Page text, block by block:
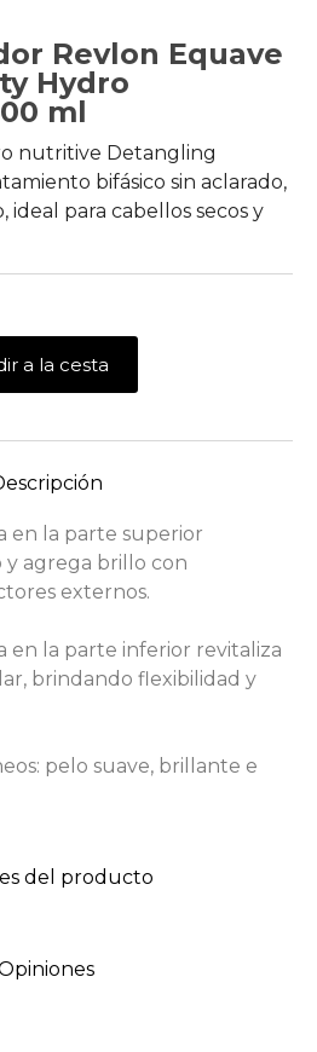
Revlon Equave
Hydro
ml
nutritive Detangling
bifásico sin aclarado,
para cabellos secos y
a la cesta
del producto
en la parte superior
y agrega brillo con
externos.
en la parte inferior revitaliza
brindando flexibilidad y
pelo suave, brillante e